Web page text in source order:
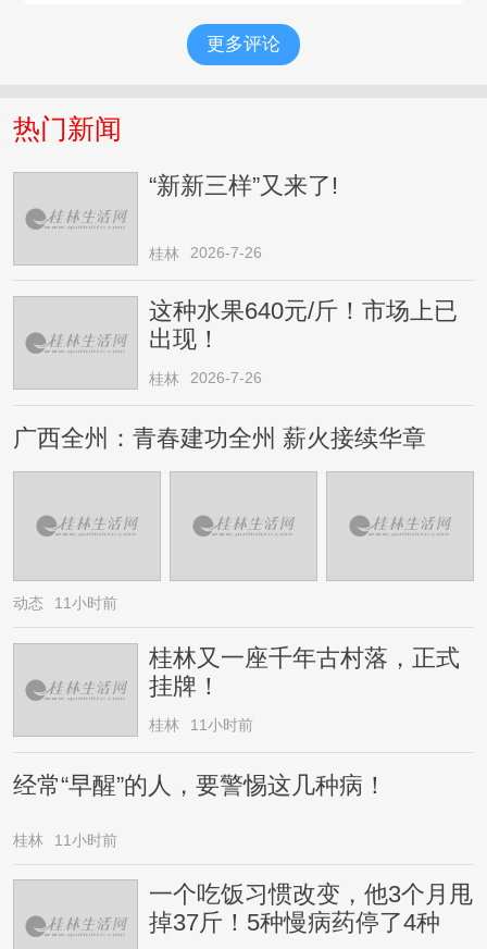
更多评论
热门新闻
“新新三样”又来了!
桂林 2026-7-26
这种水果640元/斤！市场上已
出现！
桂林 2026-7-26
广西全州：青春建功全州 薪火接续华章
动态 11小时前
桂林又一座千年古村落，正式
挂牌！
桂林 11小时前
经常“早醒”的人，要警惕这几种病！
桂林 11小时前
一个吃饭习惯改变，他3个月甩
掉37斤！5种慢病药停了4种